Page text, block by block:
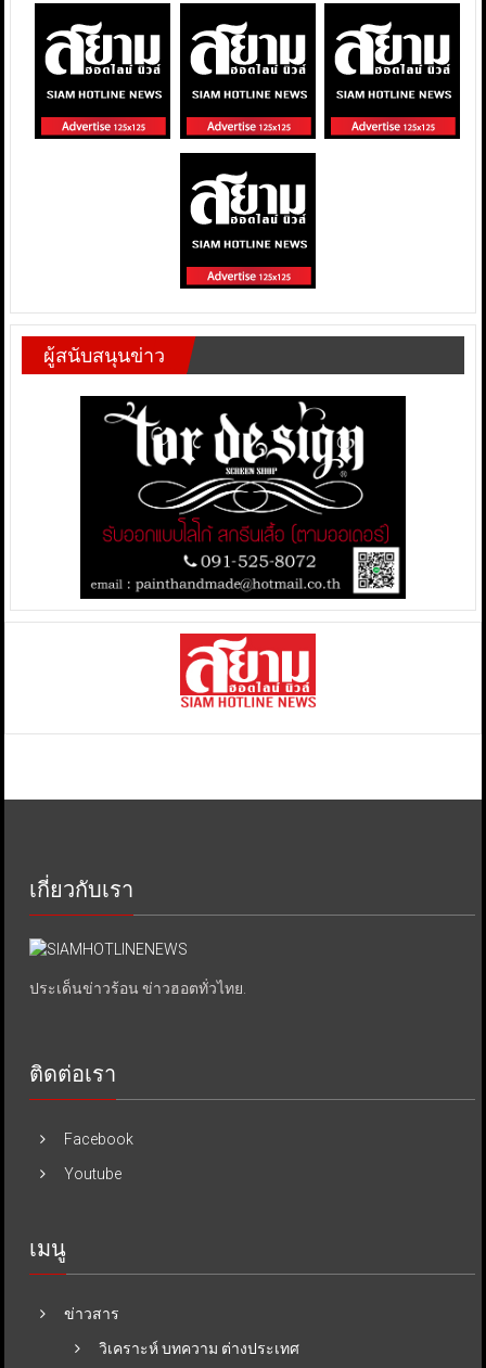
ผู้สนับสนุนข่าว
เกี่ยวกับเรา
ประเด็นข่าวร้อน ข่าวฮอตทั่วไทย.
ติดต่อเรา
Facebook
Youtube
เมนู
ข่าวสาร
วิเคราะห์ บทความ ต่างประเทศ